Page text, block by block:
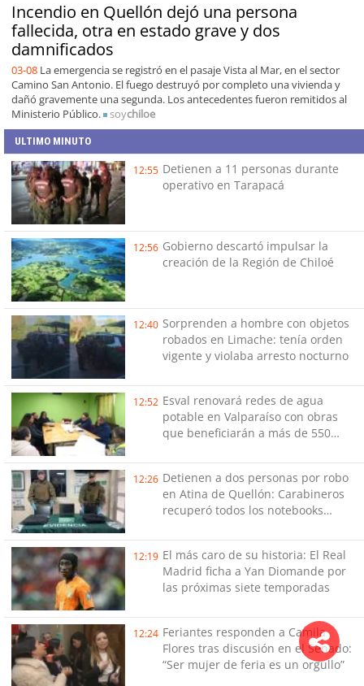
Incendio en Quellón dejó una persona
fallecida, otra en estado grave y dos
damnificados
03-08 La emergencia se registró en el pasaje Vista al Mar, en el sector
Camino San Antonio. El fuego destruyó por completo una vivienda y
dañó gravemente una segunda. Los antecedentes fueron remitidos al
Ministerio Público.
soychiloe
ULTIMO MINUTO
12:55 Detienen a 11 personas durante
operativo en Tarapacá
12:56 Gobierno descartó impulsar la
creación de la Región de Chiloé
12:40 Sorprenden a hombre con objetos
robados en Limache: tenía orden
vigente y violaba arresto nocturno
12:52 Esval renovará redes de agua
potable en Valparaíso con obras
que beneficiarán a más de 550
12:26 Detienen a dos personas por robo
en Atina de Quellón: Carabineros
recuperó todos los notebooks
12:19 El más caro de su historia: El Real
Madrid ficha a Yan Diomande por
las próximas siete temporadas
12:24 Feriantes responden a Camila
Flores tras discusión en el Senado:
“Ser mujer de feria es un orgullo”